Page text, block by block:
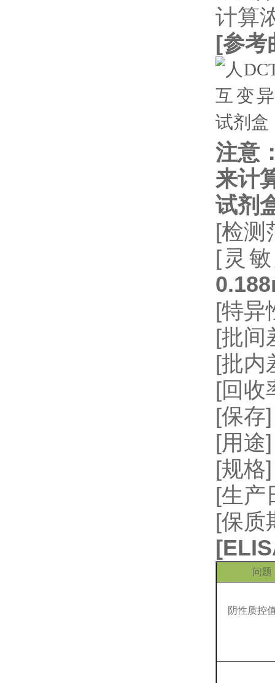
计算
[参考
注意
来计
试剂
[检测
[灵
[特异
[批间
[批内
[回收
[保存
[用途
[规格
[生产
[保
[
问题
阴性质控